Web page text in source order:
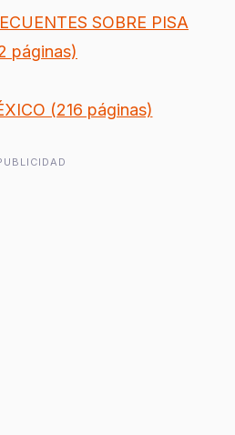
SOBRE PISA
páginas)
(216 páginas)